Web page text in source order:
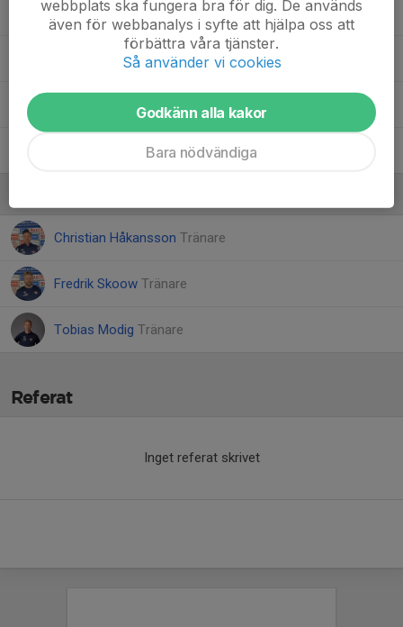
Papicho C.
Christian Håkansson Tränare
Fredrik Skoow Tränare
Tobias Modig Tränare
Referat
Inget referat skrivet
webbplats ska fungera bra för dig. De används
även för webbanalys i syfte att hjälpa oss att
förbättra våra tjänster.
Så använder vi cookies
Godkänn alla kakor
Bara nödvändiga